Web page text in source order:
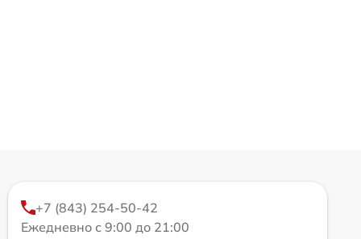
+7 (843) 254-50-42
Ежедневно с 9:00 до 21:00